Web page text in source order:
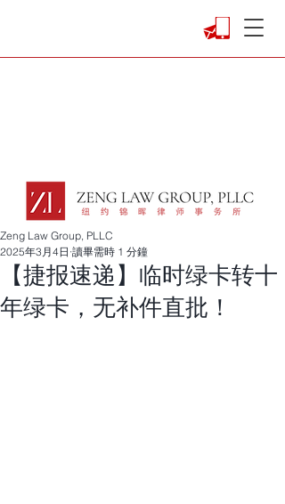
【捷报速递】临时绿卡转十
年绿卡，无补件直批！
Zeng Law Group, PLLC
2025年3月4日 讀畢需時 1 分鐘